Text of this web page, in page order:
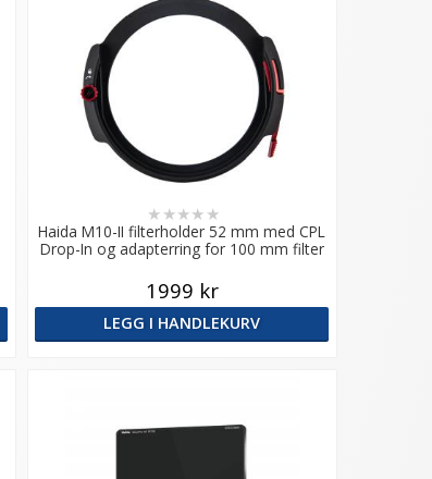
Haida M10-II filterholder 52 mm med CPL
Drop-In og adapterring for 100 mm filter
★ ★★★ ★
1999 kr
LEGG I HANDLEKURV